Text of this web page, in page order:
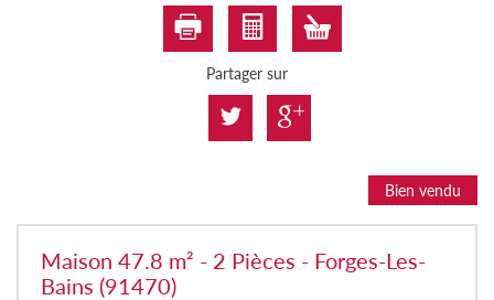
Partager sur
Bien vendu
Maison 47.8 m² - 2 Pièces - Forges-Les-
Bains (91470)